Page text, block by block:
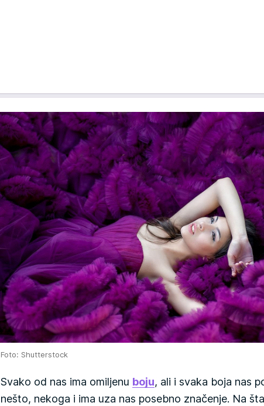
Foto: Shutterstock
Svako od nas ima omiljenu boju, ali i svaka boja nas
nešto, nekoga i ima uza nas posebno značenje. Na